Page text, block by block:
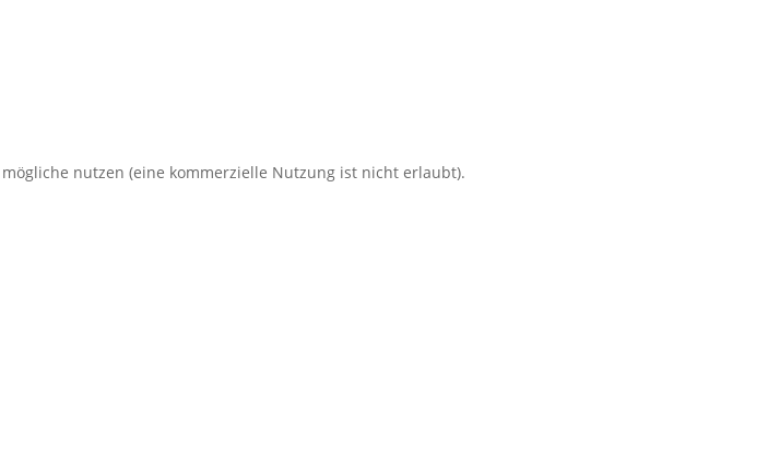
nutzen (eine kommerzielle Nutzung ist nicht erlaubt).